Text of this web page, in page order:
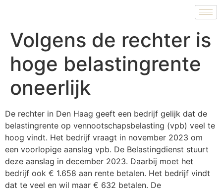
Volgens de rechter is
hoge belastingrente
oneerlijk
De rechter in Den Haag geeft een bedrijf gelijk dat de
belastingrente op vennootschapsbelasting (vpb) veel te
hoog vindt. Het bedrijf vraagt in november 2023 om
een voorlopige aanslag vpb. De Belastingdienst stuurt
deze aanslag in december 2023. Daarbij moet het
bedrijf ook € 1.658 aan rente betalen. Het bedrijf vindt
dat te veel en wil maar € 632 betalen. De